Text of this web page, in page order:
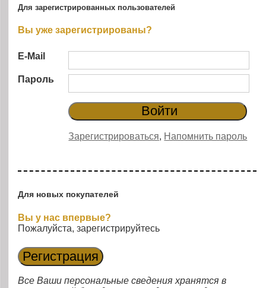
Для зарегистрированных пользователей
Вы уже зарегистрированы?
E-Mail
Пароль
Зарегистрироваться, Напомнить пароль
Для новых покупателей
Вы у нас впервые?
Пожалуйста, зарегистрируйтесь
Все Ваши персональные сведения хранятся в